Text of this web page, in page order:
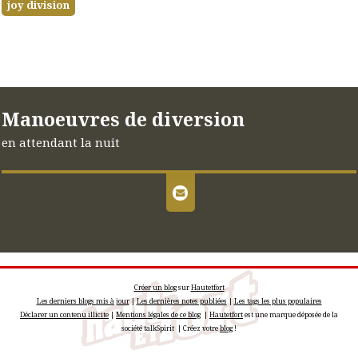
joy division
Manoeuvres de diversion
en attendant la nuit
Créer un blogsurHautetfort
Les derniers blogs mis à jour|Les dernières notes publiées |Les tags les plus populaires
Déclarer un contenu illicite|Mentions légales de ce blog| Hautetfortest une marque déposée de la
société talkSpirit | Créez votreblog!